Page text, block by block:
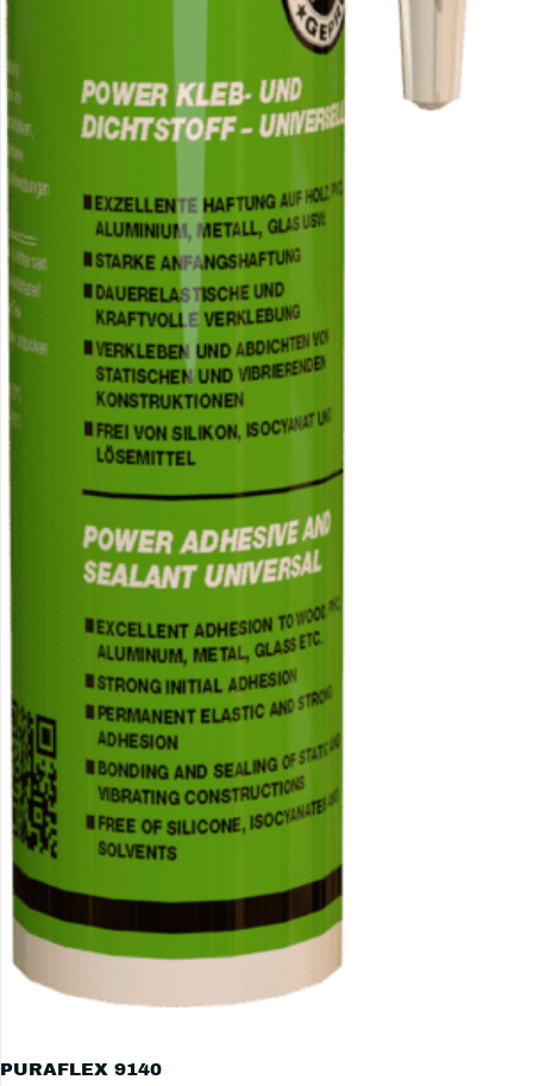
PURAFLEX 9140